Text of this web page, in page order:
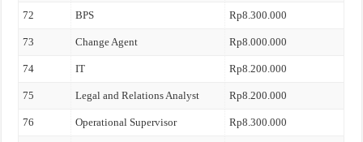
72 BPS Rp8.300.000
73 Change Agent Rp8.000.000
74 IT Rp8.200.000
75 Legal and Relations Analyst Rp8.200.000
76 Operational Supervisor Rp8.300.000